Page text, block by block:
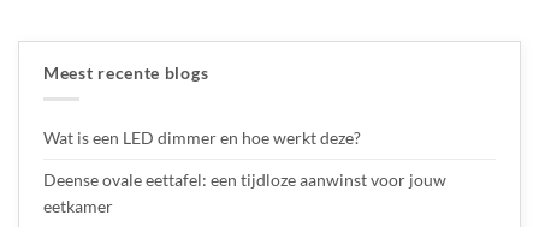
Meest recente blogs
Wat is een LED dimmer en hoe werkt deze?
Deense ovale eettafel: een tijdloze aanwinst voor jouw
eetkamer